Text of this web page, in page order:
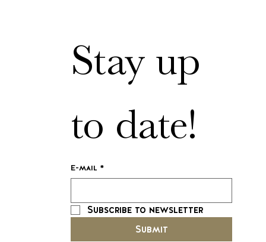
Stay up
to date!
E-mail *
Subscribe to newsletter
Submit